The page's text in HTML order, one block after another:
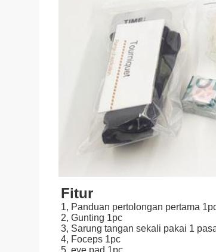
Fitur
1, Panduan pertolongan pertama
2, Gunting 1pc
3, Sarung tangan sekali pakai 1
4, Foceps 1pc
5, eye pad 1pc